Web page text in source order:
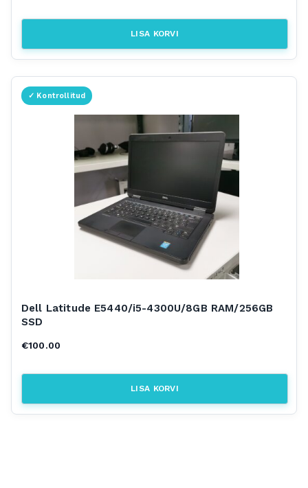
LISA KORVI
Dell Latitude E5440/i5-4300U/8GB RAM/256GB
SSD
€100.00
LISA KORVI